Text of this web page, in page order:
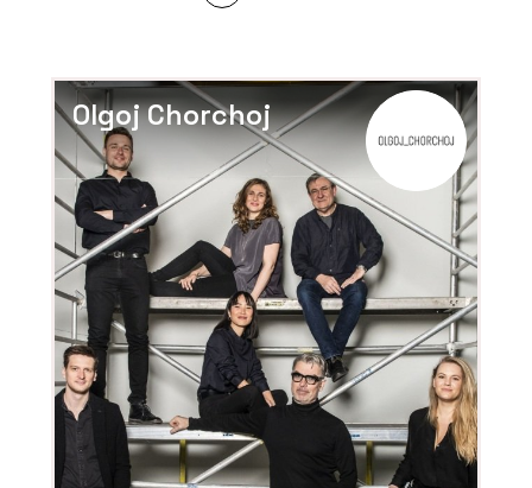
Olgoj Chorchoj